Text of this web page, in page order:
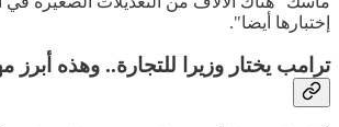
إختبارها أيضا".
ترامب يختار وزيرا للتجارة.. وهذه أبرز